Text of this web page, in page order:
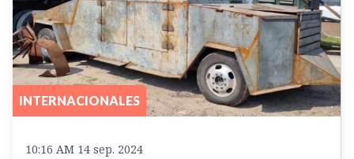
INTERNACIONALES
10:16 AM 14 sep. 2024